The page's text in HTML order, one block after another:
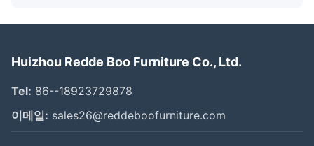
Huizhou Redde Boo Furniture Co., Ltd.
Tel: 86--18923729878
이메일: sales26@reddeboofurniture.com